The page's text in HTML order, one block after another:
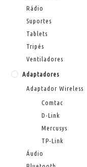
Rádio
Suportes
Tablets
Tripés
Ventiladores
Adaptadores
Adaptador Wireless
Comtac
D-Link
Mercusys
TP-Link
Áudio